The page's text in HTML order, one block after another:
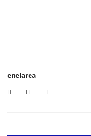
enelarea